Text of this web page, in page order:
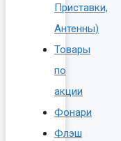
Приставки,
Антенны)
Товары
по
акции
Фонари
Флэш